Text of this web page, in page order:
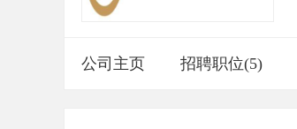
公司主页 招聘职位(5)